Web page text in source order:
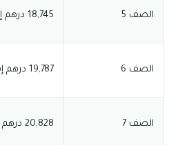
الصف 5 18,745 درهم إماراتي.
الصف 6 19,787 درهم إماراتي.
الصف 7 20,828 درهم إماراتي.